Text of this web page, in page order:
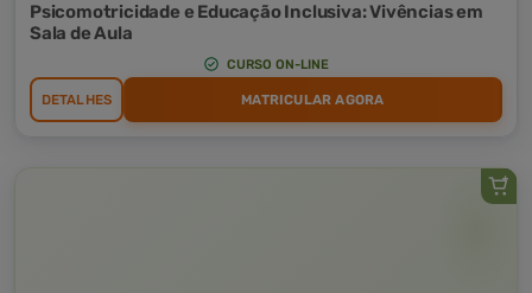
Psicomotricidade e Educação Inclusiva: Vivências em
Sala de Aula
CURSO ON-LINE
DETALHES MATRICULAR AGORA